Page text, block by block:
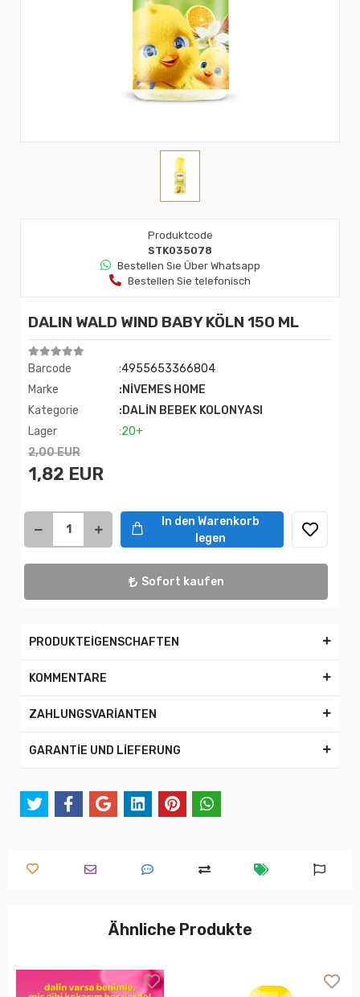
Produktcode
STK035078
Bestellen Sıe Über Whatsapp
Bestellen Sie telefonisch
DALIN WALD WIND BABY KÖLN 150 ML
Barcode
:4955653366804
Marke
:NİVEMES HOME
Kategorie
:DALİN BEBEK KOLONYASI
Lager
:20+
2,00 EUR
1,82 EUR
In den Warenkorb
legen
Sofort kaufen
PRODUKTEİGENSCHAFTEN
KOMMENTARE
ZAHLUNGSVARİANTEN
GARANTİE UND LİEFERUNG
Ähnliche Produkte